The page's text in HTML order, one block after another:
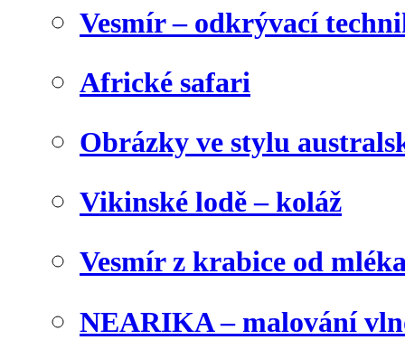
Vesmír – odkrývací
Africké safari
Obrázky ve stylu
Vikinské lodě – koláž
Vesmír z krabice od
NEARIKA – malování